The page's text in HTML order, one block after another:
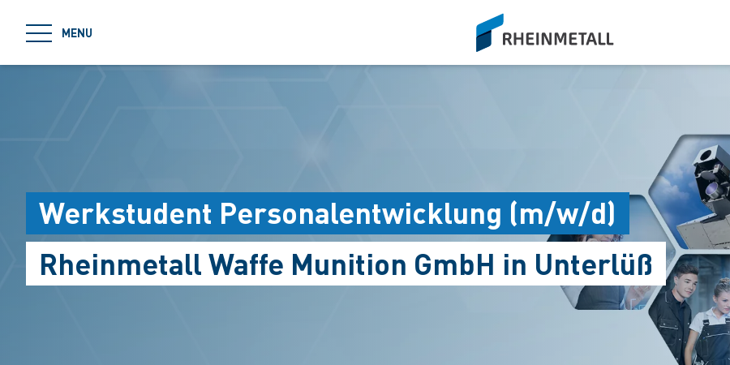
MENU
siteLogo
Werkstudent Personalentwicklung (m/w/d)
Rheinmetall Waffe Munition GmbH in Unterlüß